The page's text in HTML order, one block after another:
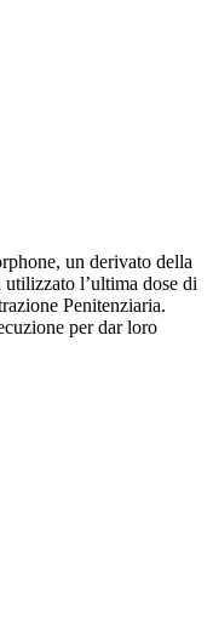
un derivato della
l’ultima dose di
Penitenziaria.
per dar loro